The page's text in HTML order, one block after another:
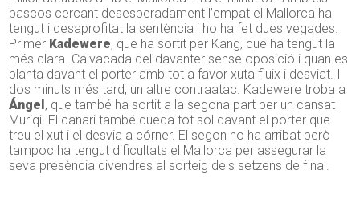
bascos cercant desesperadament l’empat el Mallorca ha
tengut i desaprofitat la sentència i ho ha fet dues vegades.
Primer Kadewere, que ha sortit per Kang, que ha tengut la
més clara. Calvacada del davanter sense oposició i quan es
planta davant el porter amb tot a favor xuta fluix i desviat. I
dos minuts més tard, un altre contraatac. Kadewere troba a
Ángel , que també ha sortit a la segona part per un cansat
Muriqi. El canari també queda tot sol davant el porter que
treu el xut i el desvia a córner. El segon no ha arribat però
tampoc ha tengut dificultats el Mallorca per assegurar la
seva presència divendres al sorteig dels setzens de final.